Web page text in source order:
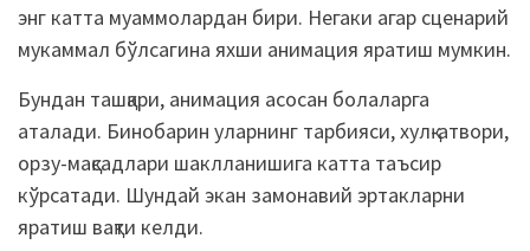
энг катта муаммолардан бири. Негаки агар сценарий
мукаммал бўлсагина яхши анимация яратиш мумкин.
Бундан ташқари, анимация асосан болаларга
аталади. Бинобарин уларнинг тарбияси, хулқ-атвори,
орзу-мақсадлари шаклланишига катта таъсир
кўрсатади. Шундай экан замонавий эртакларни
яратиш вақти келди.